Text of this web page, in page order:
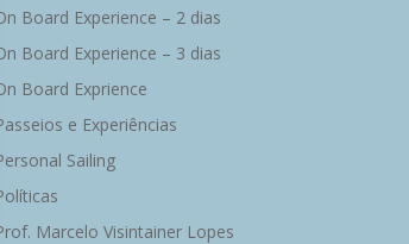
Board Experience – 2 dias
Board Experience – 3 dias
Board Exprience
e Experiências
Sailing
Marcelo Visintainer Lopes